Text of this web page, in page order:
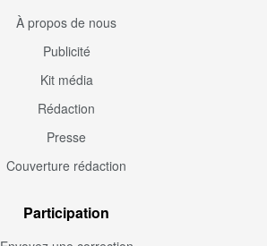
À propos de nous
Publicité
Kit média
Rédaction
Presse
Couverture rédaction
Participation